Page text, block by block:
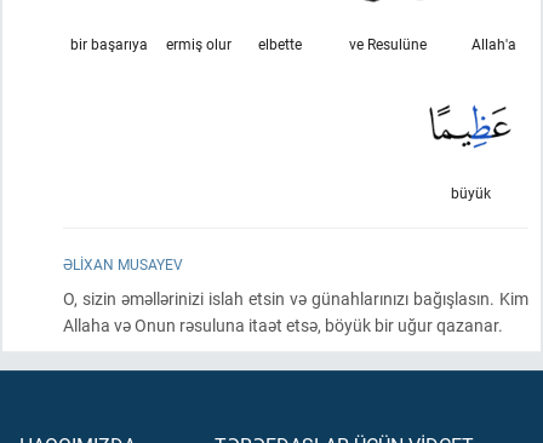
Allah'a
ve Resulüne
elbette
ermiş olur
bir başarıya
büyük
ƏLIXAN MUSAYEV
O, sizin əməllərinizi islah etsin və günahlarınızı bağışlasın. Kim
Allaha və Onun rəsuluna itaət etsə, böyük bir uğur qazanar.